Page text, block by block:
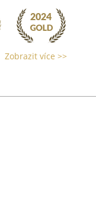
Zobrazit více >>